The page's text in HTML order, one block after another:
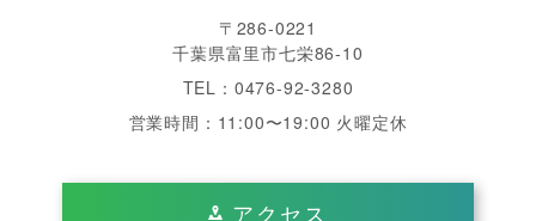
〒286-0221
千葉県富里市七栄86-10
TEL：0476-92-3280
営業時間：11:00〜19:00 火曜定休
アクセス